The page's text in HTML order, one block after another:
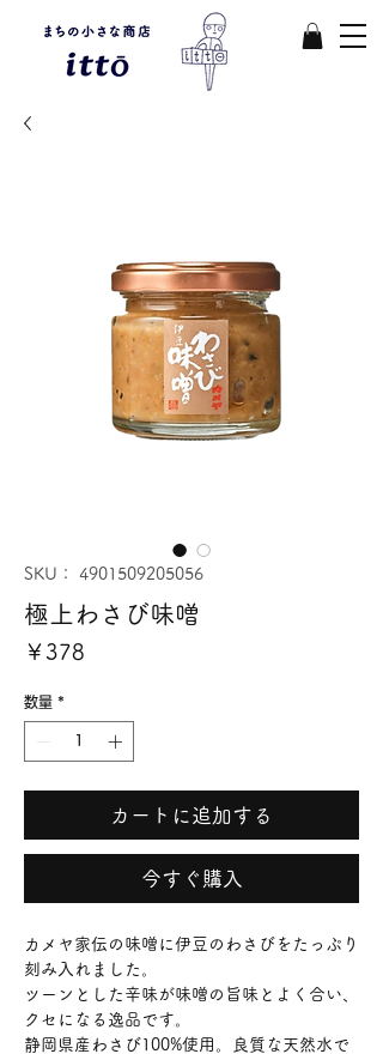
SKU： 4901509205056
極上わさび味噌
￥378
数量 *
カートに追加する
今すぐ購入
カメヤ家伝の味噌に伊豆のわさびをたっぷり
刻み入れました。
ツーンとした辛味が味噌の旨味とよく合い、
クセになる逸品です。
静岡県産わさび100%使用。良質な天然水で